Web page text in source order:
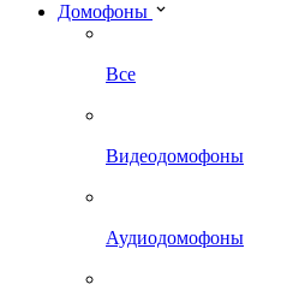
Домофоны
Все
Видеодомофоны
Аудиодомофоны